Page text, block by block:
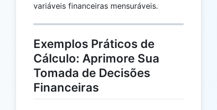
variáveis financeiras mensuráveis.
Exemplos Práticos de
Cálculo: Aprimore Sua
Tomada de Decisões
Financeiras